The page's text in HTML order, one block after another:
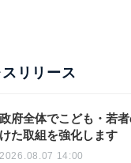
リリース
政府全体でこども・若
けた取組を強化します
2026.08.07 14:00